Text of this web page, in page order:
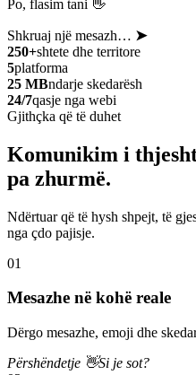
Po, flasim tani 👋
Shkruaj një mesazh… ➤
250+shtete dhe territore
5platforma
25 MBndarje skedarësh
24/7qasje nga webi
Gjithçka që të duhet
Komunikim i
pa zhurmë.
Ndërtuar që të hysh shpejt, të
nga çdo pajisje.
01
Mesazhe në kohë reale
Dërgo mesazhe, emoji dhe
Përshëndetje 👋Si je sot?